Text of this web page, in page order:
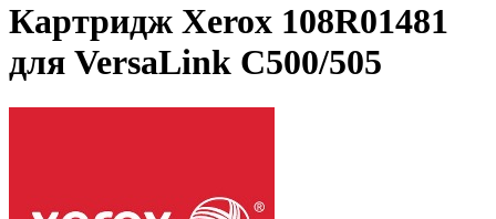
Картридж Xerox 108R01481
для VersaLink C500/505